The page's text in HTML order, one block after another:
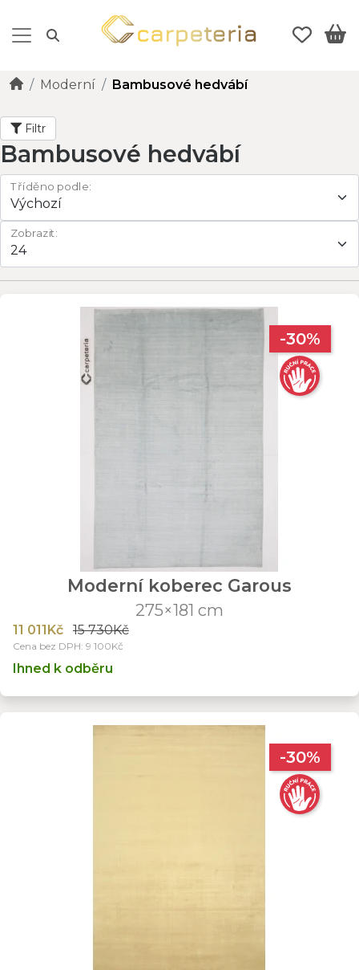
Moderní Bambusové hedvábí
Filtr
Bambusové hedvábí
Tříděno podle:
Zobrazit:
-30%
Moderní koberec Garous
275×181 cm
11 011Kč 15 730Kč
Cena bez DPH: 9 100Kč
Ihned k odběru
-30%